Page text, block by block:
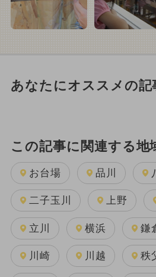
あなたにオススメの記
この記事に関連する地
お台場 品川
二子玉川 上野
立川 横浜 鎌
川崎 川越 秩